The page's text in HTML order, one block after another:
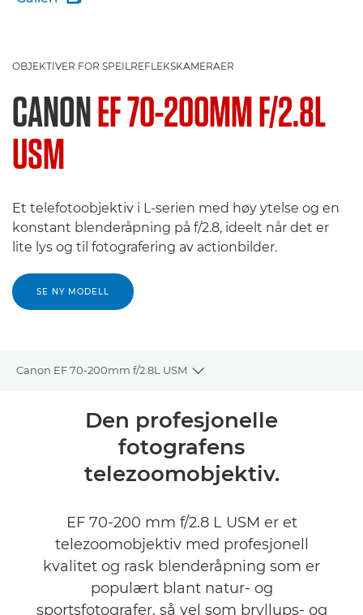
OBJEKTIVER FOR SPEILREFLEKSKAMERAER
CANONEF 70-200MM F/2.8L
USM
Et telefotoobjektiv i L-serien med høy ytelse og en
konstant blenderåpning på f/2.8, ideelt når det er
lite lys og til fotografering av actionbilder.
SE NY MODELL
Canon EF 70-200mm f/2.8L USM
Toggle breadcrumbs
Den profesjonelle
fotografens
telezoomobjektiv.
EF 70-200 mm f/2.8 L USM er et
telezoomobjektiv med profesjonell
kvalitet og rask blenderåpning som er
populært blant natur- og
sportsfotografer, så vel som bryllups- og